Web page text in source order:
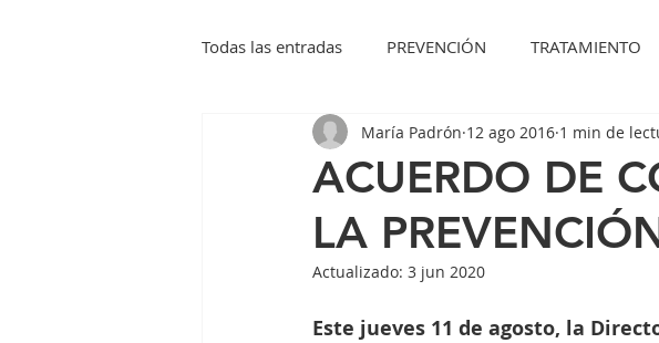
Todas las entradas PREVENCIÓN TRATAMIENTO
ACUERDO DE
LA
María Padrón 12 ago 2016 1 min de
Actualizado: 3 jun 2020
Este jueves 11 de agosto, la